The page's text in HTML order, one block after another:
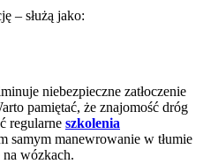
– służą jako:
niebezpieczne zatłoczenie
pamiętać, że znajomość dróg
regularne szkolenia
samym manewrowanie w tłumie
na wózkach.